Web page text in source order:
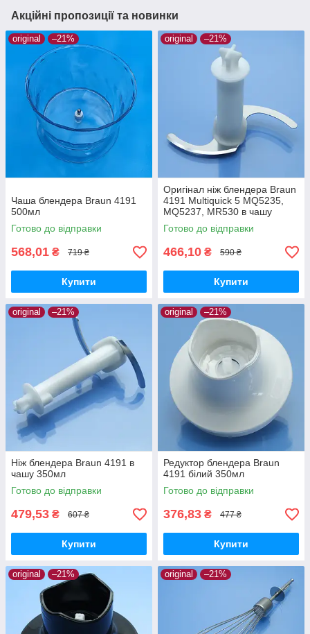
Акційні пропозиції та новинки
original –21%
Чаша блендера Braun 4191
500мл
Готово до відправки
568,01 ₴ 719 ₴
Купити
original –21%
Оригінал ніж блендера Braun
4191 Multiquick 5 MQ5235,
MQ5237, MR530 в чашу
500мл
Готово до відправки
466,10 ₴ 590 ₴
Купити
original –21%
Ніж блендера Braun 4191 в
чашу 350мл
Готово до відправки
479,53 ₴ 607 ₴
Купити
original –21%
Редуктор блендера Braun
4191 білий 350мл
Готово до відправки
376,83 ₴ 477 ₴
Купити
original –21% original –21%